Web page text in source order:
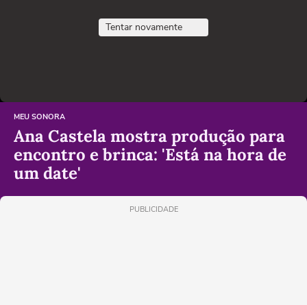
Tentar novamente
MEU SONORA
Ana Castela mostra produção para
encontro e brinca: 'Está na hora de
um date'
PUBLICIDADE